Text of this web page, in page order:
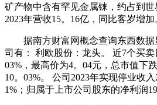
矿产物中含有罕见金属铼，约占到世
2023年营收15。16亿，同比客岁增加
据南方财富网概念查询东西数据
司有： 利欧股份：龙头。 近7个买卖
03%，最高价为4。04元，总市值下
10。03%。 公司2023年实现停业收
1%；归属于上市公司股东的净利润19